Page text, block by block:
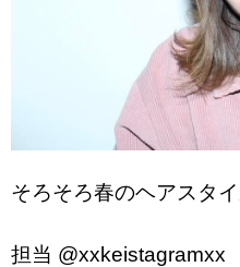
そろそろ春のヘアスタ
担当 @xxkeistagramxx